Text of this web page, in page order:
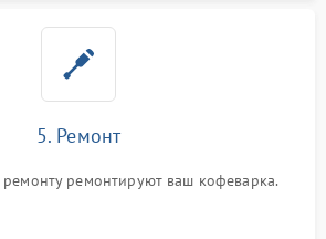
5. Ремонт
ремонтируют ваш кофеварка.